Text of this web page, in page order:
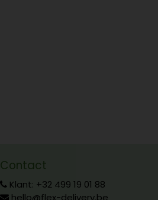
Contact
Klant: +32 499 19 01 88